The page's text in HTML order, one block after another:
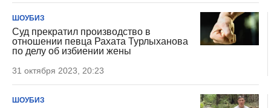
ШОУБИЗ
Суд прекратил производство в
отношении певца Рахата Турлыханова
по делу об избиении жены
31 октября 2023, 20:23
ШОУБИЗ